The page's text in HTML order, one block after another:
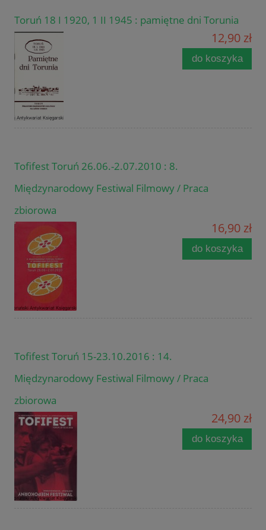
Toruń 18 I 1920, 1 II 1945 : pamiętne dni Torunia
12,90 zł
do koszyka
Tofifest Toruń 26.06.-2.07.2010 : 8.
Międzynarodowy Festiwal Filmowy / Praca
zbiorowa
16,90 zł
do koszyka
Tofifest Toruń 15-23.10.2016 : 14.
Międzynarodowy Festiwal Filmowy / Praca
zbiorowa
24,90 zł
do koszyka